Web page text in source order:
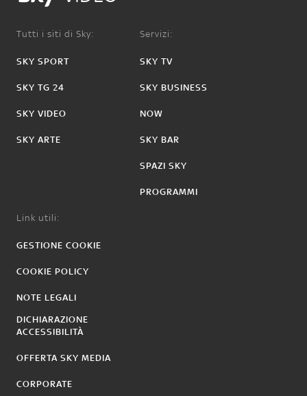
Tutti i siti di Sky:
SKY SPORT
SKY TG 24
SKY VIDEO
SKY ARTE
Servizi:
SKY TV
SKY BUSINESS
NOW
SKY BAR
SPAZI SKY
PROGRAMMI
Link utili:
GESTIONE COOKIE
COOKIE POLICY
NOTE LEGALI
DICHIARAZIONE
ACCESSIBILITÀ
OFFERTA SKY MEDIA
CORPORATE